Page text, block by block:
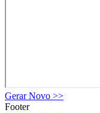
Gerar Novo >>
Footer